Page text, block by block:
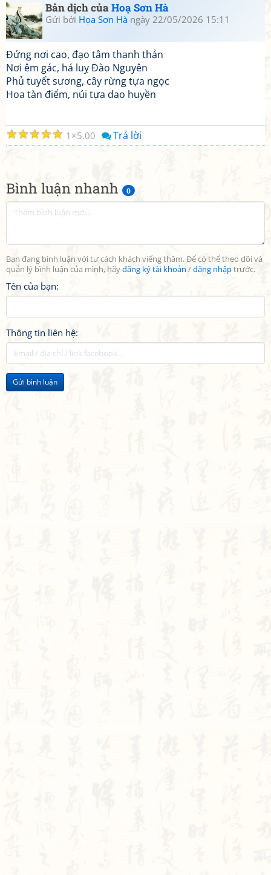
Bình luận nhanh 0
Bạn đang bình luận với tư cách khách viếng thăm. Để có thể theo dõi và
quản lý bình luận của mình, hãyđăng ký tài khoản /đăng nhậptrước.
Tên của bạn:
Thông tin liên hệ:
Gửi bình luận
Bản dịch củaHoạ Sơn Hà
Gửi bởi Họa Sơn Hà ngày 22/05/2026 15:11
Đứng nơi cao, đạo tâm thanh thản
Nơi êm gác, há luỵ Đào Nguyên
Phủ tuyết sương, cây rừng tựa ngọc
Hoa tàn điểm, núi tựa dao huyền
☆
☆
☆
☆
☆ 1 5.00 Trả lời